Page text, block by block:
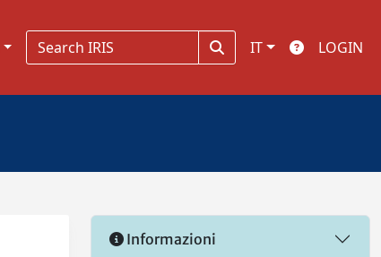
IT LOGIN
Informazioni